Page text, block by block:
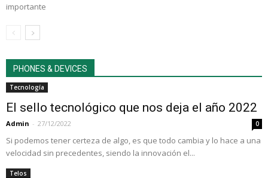
importante
PHONES & DEVICES
Tecnología
El sello tecnológico que nos deja el año 2022
Admin - 27/12/2022 0
Si podemos tener certeza de algo, es que todo cambia y lo hace a una
velocidad sin precedentes, siendo la innovación el...
Telos